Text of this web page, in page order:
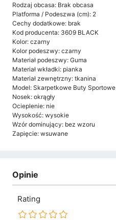
Rodzaj obcasa: Brak obcasa
Platforma / Podeszwa (cm): 2
Cechy dodatkowe: brak
Kod producenta: 3609 BLACK
Kolor: czarny
Kolor podeszwy: czarny
Materiał podeszwy: Guma
Materiał wkładki: pianka
Materiał zewnętrzny: tkanina
Model: Skarpetkowe Buty Sportowe
Nosek: okrągły
Ocieplenie: nie
Wysokość: wysokie
Wzór dominujący: bez wzoru
Zapięcie: wsuwane
Opinie
Rating